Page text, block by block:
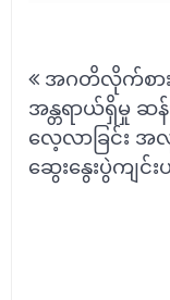
အဂတိလိုက်စား
အန္တရာယ်ရှိမှု ဆန်
လေ့လာခြင်း အ
ဆွေးနွေးပွဲကျင်း